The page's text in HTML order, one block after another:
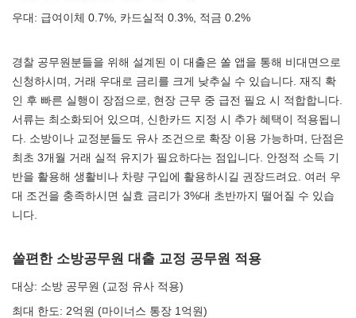
우대: 급여이체 0.7%, 카드실적 0.3%, 적금 0.2%
경찰 공무원분들을 위해 설계된 이 대출은 쏠 앱을 통해 비대면으로
신청하시며, 거래 우대로 금리를 크게 낮추실 수 있습니다. 재직 확
인 후 빠른 실행이 장점으로, 현장 근무 중 급전 필요 시 적합합니다.
서류는 최소화되어 있으며, 신한카드 지정 시 추가 혜택이 적용됩니
다. 소방이나 교정분들도 유사 조건으로 확장 이용 가능하며, 단점은
최초 3개월 거래 실적 유지가 필요하다는 점입니다. 안정적 소득 기
반을 활용해 생활비나 차량 구입에 활용하시길 권장드려요. 여러 우
대 조건을 충족하시면 실효 금리가 3%대 초반까지 떨어질 수 있습
니다.
쏠편한 소방공무원 대출 교정 공무원 적용
대상: 소방 공무원 (교정 유사 적용)
최대 한도: 2억원 (마이너스 통장 1억원)